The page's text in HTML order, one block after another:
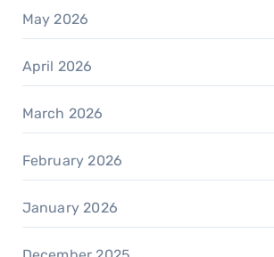
May 2026
April 2026
March 2026
February 2026
January 2026